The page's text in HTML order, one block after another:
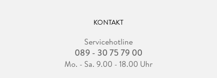
KONTAKT
Servicehotline
089 - 30 75 79 00
Mo. - Sa. 9.00 - 18.00 Uhr